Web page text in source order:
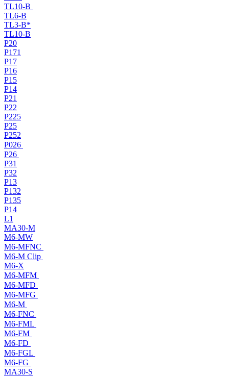
TL10-B
TL6-B
TL3-B*
TL10-B
P20
P171
P17
P16
P15
P14
P21
P22
P225
P25
P252
P026
P26
P31
P32
P13
P132
P135
P14
L1
MA30-M
M6-MW
M6-MFNC
M6-M Clip
M6-X
M6-MFM
M6-MFD
M6-MFG
M6-M
M6-FNC
M6-FML
M6-FM
M6-FD
M6-FGL
M6-FG
MA30-S